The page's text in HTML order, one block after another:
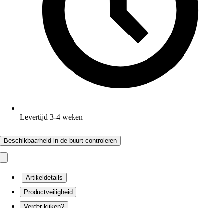
Levertijd 3-4 weken
Beschikbaarheid in de buurt controleren
Artikeldetails
Productveiligheid
Verder kijken?